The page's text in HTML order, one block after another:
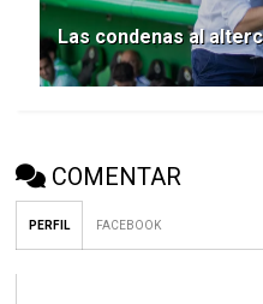
Las condenas al
COMENTAR
PERFIL FACEBOOK